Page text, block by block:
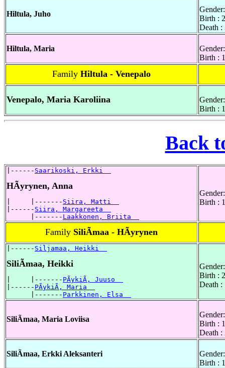
Hiltula, Juho
Birth :
Death :
Hiltula, Maria
Birth :
Family Hiltula - Venepalo
Venepalo, Maria Karoliina
Birth :
Back
|------ Saarikoski, Erkki
HÃyrynen, Anna
|     |------- Siira, Matti
|------ Siira, Margareeta
      |-------
Laakkonen, Briita
Birth :
Family SiliÃmaa - HÃyrynen
|------ Siljamaa, Heikki
SiliÃmaa, Heikki
|     |------- PÃykiÃ, Juuso
|------ PÃykiÃ, Maria
      |-------
Parkkinen, Elsa
Birth :
Death :
SiliÃmaa, Maria Loviisa
Birth :
Death :
SiliÃmaa, Erkki Aleksanteri
Birth :